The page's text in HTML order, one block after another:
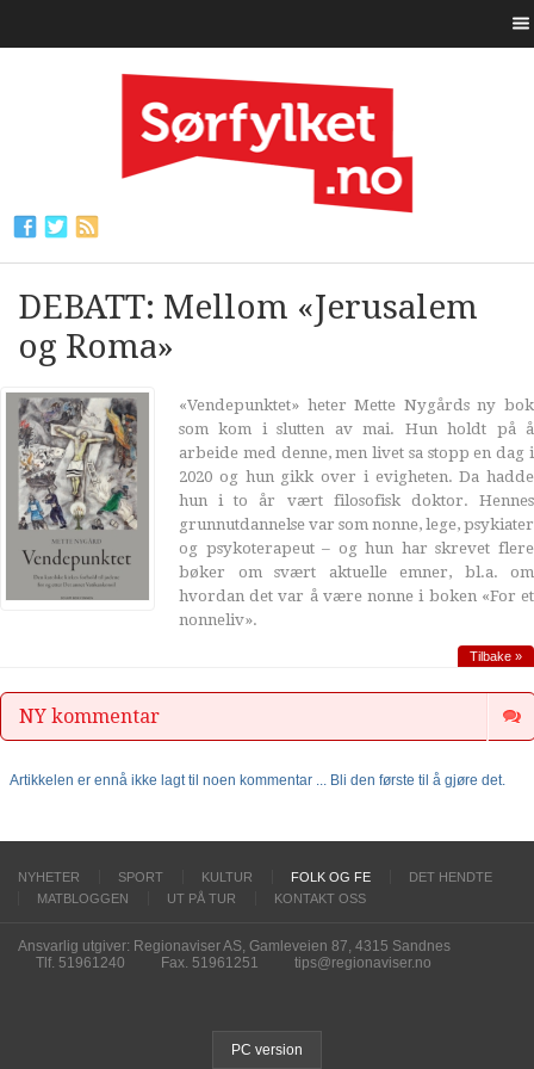
DEBATT: Mellom «Jerusalem
og Roma»
«Vendepunktet» heter Mette Nygårds ny bok
som kom i slutten av mai. Hun holdt på å
arbeide med denne, men livet sa stopp en dag i
2020 og hun gikk over i evigheten. Da hadde
hun i to år vært filosofisk doktor. Hennes
grunnutdannelse var som nonne, lege, psykiater
og psykoterapeut – og hun har skrevet flere
bøker om svært aktuelle emner, bl.a. om
hvordan det var å være nonne i boken «For et
nonneliv».
Tilbake »
NY kommentar
Artikkelen er ennå ikke lagt til noen kommentar ... Bli den første til å gjøre det.
NYHETER SPORT KULTUR FOLK OG FE
DET HENDTE
MATBLOGGEN
UT PÅ TUR KONTAKT OSS
Ansvarlig utgiver: Regionaviser AS, Gamleveien 87, 4315 Sandnes
Tlf. 51961240
Fax. 51961251 tips@regionaviser.no
PC version